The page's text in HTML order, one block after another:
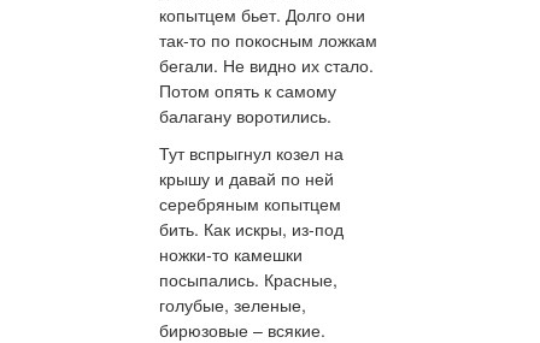
копытцем бьет. Долго они
так-то по покосным ложкам
бегали. Не видно их стало.
Потом опять к самому
балагану воротились.
Тут вспрыгнул козел на
крышу и давай по ней
серебряным копытцем
бить. Как искры, из-под
ножки-то камешки
посыпались. Красные,
голубые, зеленые,
бирюзовые – всякие.